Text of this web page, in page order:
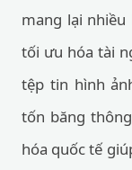
mang lại
tối ưu hóa tài
tệp tin hình
tốn băng
hóa quốc tế